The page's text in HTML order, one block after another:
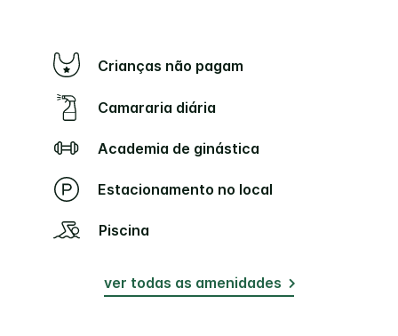
Crianças não pagam
Camararia diária
Academia de ginástica
Estacionamento no local
Piscina
ver todas as amenidades